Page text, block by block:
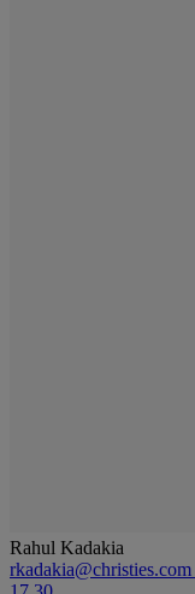
Rahul Kadakia
rkadakia@christies.com